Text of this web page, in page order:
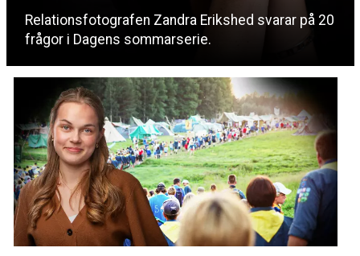
Relationsfotografen Zandra Erikshed svarar på 20
frågor i Dagens sommarserie.